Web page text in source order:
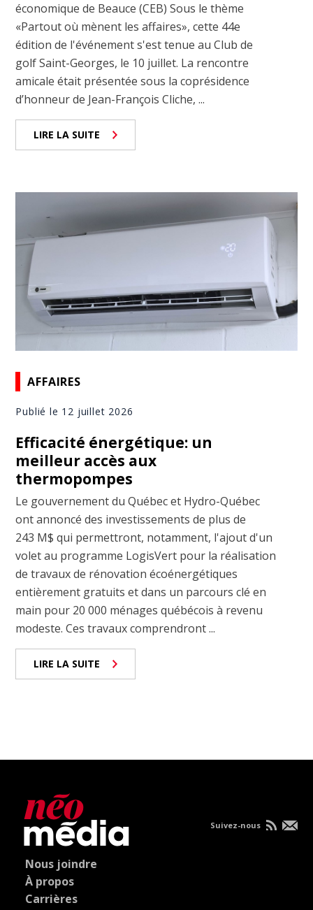
économique de Beauce (CEB) Sous le thème
«Partout où mènent les affaires», cette 44e
édition de l'événement s'est tenue au Club de
golf Saint-Georges, le 10 juillet. La rencontre
amicale était présentée sous la coprésidence
d’honneur de Jean-François Cliche, ...
LIRE LA SUITE
AFFAIRES
Publié le 12 juillet 2026
Efficacité énergétique: un
meilleur accès aux
thermopompes
Le gouvernement du Québec et Hydro-Québec
ont annoncé des investissements de plus de
243 M$ qui permettront, notamment, l'ajout d'un
volet au programme LogisVert pour la réalisation
de travaux de rénovation écoénergétiques
entièrement gratuits et dans un parcours clé en
main pour 20 000 ménages québécois à revenu
modeste. Ces travaux comprendront ...
LIRE LA SUITE
Nous joindre
À propos
Carrières
Suivez-nous